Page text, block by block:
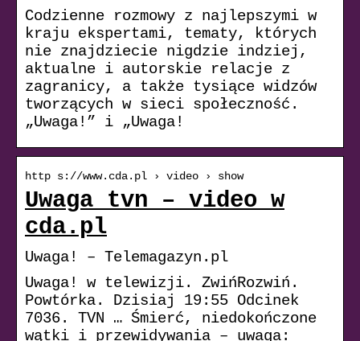
Codzienne rozmowy z najlepszymi w
kraju ekspertami, tematy, których
nie znajdziecie nigdzie indziej,
aktualne i autorskie relacje z
zagranicy, a także tysiące widzów
tworzących w sieci społeczność.
„Uwaga!” i „Uwaga!
http s://www.cda.pl › video › show
Uwaga tvn – video w
cda.pl
Uwaga! – Telemagazyn.pl
Uwaga! w telewizji. ZwińRozwiń.
Powtórka. Dzisiaj 19:55 Odcinek
7036. TVN … Śmierć, niedokończone
wątki i przewidywania – uwaga: